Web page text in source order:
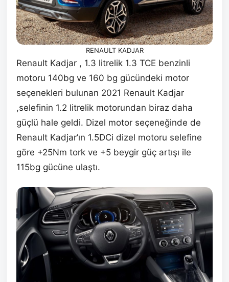
RENAULT KADJAR
Renault Kadjar , 1.3 litrelik 1.3 TCE benzinli
motoru 140bg ve 160 bg gücündeki motor
seçenekleri bulunan 2021 Renault Kadjar
,selefinin 1.2 litrelik motorundan biraz daha
güçlü hale geldi. Dizel motor seçeneğinde de
Renault Kadjar’ın 1.5DCi dizel motoru selefine
göre +25Nm tork ve +5 beygir güç artışı ile
115bg gücüne ulaştı.